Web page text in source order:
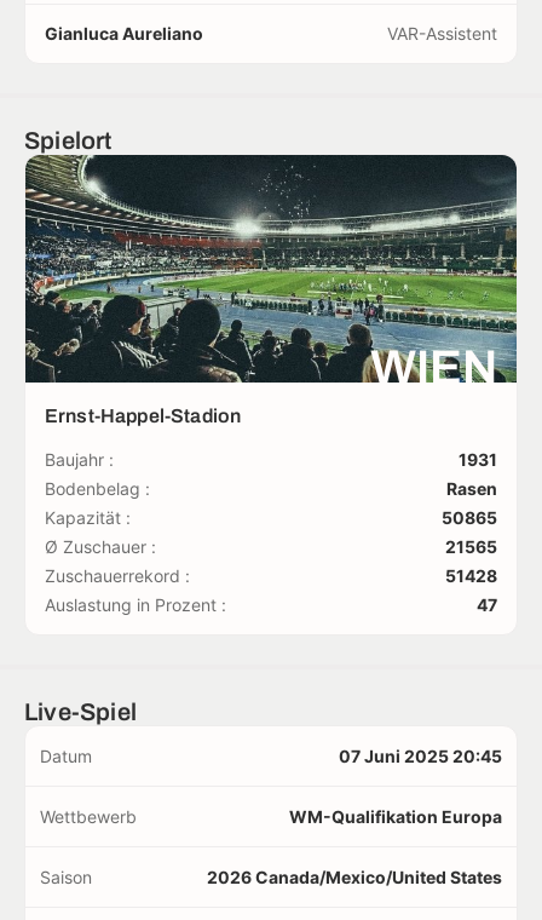
Gianluca Aureliano VAR-Assistent
Spielort
WIEN
Ernst-Happel-Stadion
Baujahr :
1931
Bodenbelag :
Rasen
Kapazität :
50865
Ø Zuschauer :
21565
Zuschauerrekord :
51428
Auslastung in Prozent :
47
Live-Spiel
Datum 07 Juni 2025 20:45
Wettbewerb WM-Qualifikation Europa
Saison 2026 Canada/Mexico/United States